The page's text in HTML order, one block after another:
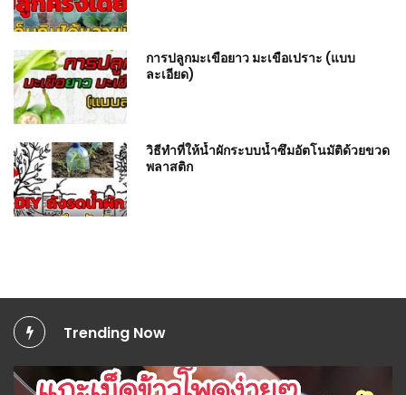
การปลูกมะเขือยาว มะเขือเปราะ (แบบ
ละเอียด)
วิธีทำที่ให้น้ำผักระบบน้ำซึมอัตโนมัติด้วยขวด
พลาสติก
Trending Now